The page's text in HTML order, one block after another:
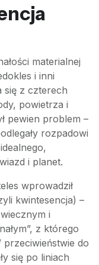
materialnej
i inni
się z czterech
powietrza i
pewien problem –
rozpadowi
i planet.
wprowadził
kwintesencja) –
i
z którego
przeciwieństwie do
się po liniach